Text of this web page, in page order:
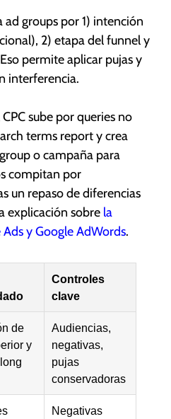
ad groups por 1) intención
2) etapa del funnel y
permite aplicar pujas y
interferencia.
sube por queries no
terms report y crea
o campaña para
compitan por
un repaso de diferencias
explicación sobre la
y Google AdWords.
Controles
clave
de
y
Audiencias,
negativas,
pujas
conservadoras
Negativas